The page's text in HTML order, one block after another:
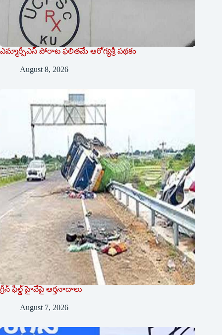
ఎమ్మార్పీఎస్ పోరాట ఫలితమే ఆరోగ్యశ్రీ పథకం
August 8, 2026
గ్రీన్ ఫీల్డ్ హైవేపై ఆర్తనాదాలు
August 7, 2026